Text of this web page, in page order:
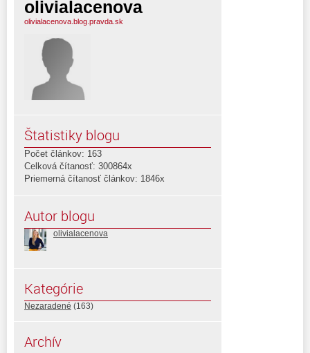
olivialacenova
olivialacenova.blog.pravda.sk
Štatistiky blogu
Počet článkov: 163
Celková čítanosť: 300864x
Priemerná čítanosť článkov: 1846x
Autor blogu
olivialacenova
Kategórie
Nezaradené (163)
Archív